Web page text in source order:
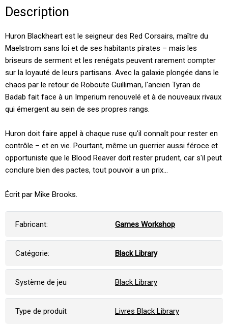
Description
Huron Blackheart est le seigneur des Red Corsairs, maître du
Maelstrom sans loi et de ses habitants pirates – mais les
briseurs de serment et les renégats peuvent rarement compter
sur la loyauté de leurs partisans. Avec la galaxie plongée dans le
chaos par le retour de Roboute Guilliman, l'ancien Tyran de
Badab fait face à un Imperium renouvelé et à de nouveaux rivaux
qui émergent au sein de ses propres rangs.
Huron doit faire appel à chaque ruse qu'il connaît pour rester en
contrôle – et en vie. Pourtant, même un guerrier aussi féroce et
opportuniste que le Blood Reaver doit rester prudent, car s'il peut
conclure bien des pactes, tout pouvoir a un prix...
Écrit par Mike Brooks.
Fabricant: Games Workshop
Catégorie: Black Library
Système de jeu Black Library
Type de produit Livres Black Library